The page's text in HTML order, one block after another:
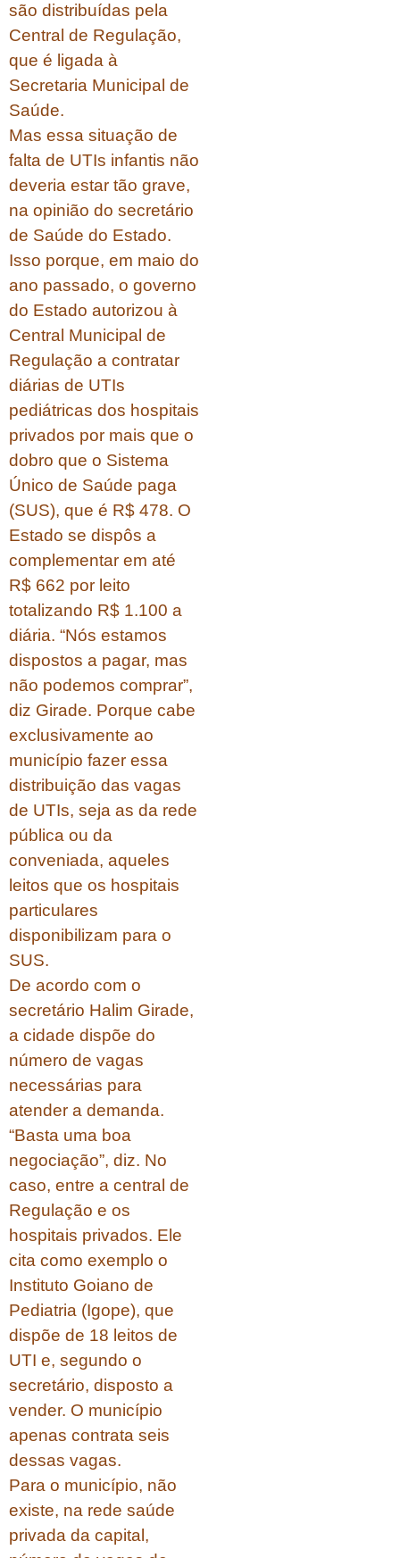
são distribuídas pela
Central de Regulação,
que é ligada à
Secretaria Municipal de
Saúde.
Mas essa situação de
falta de UTIs infantis não
deveria estar tão grave,
na opinião do secretário
de Saúde do Estado.
Isso porque, em maio do
ano passado, o governo
do Estado autorizou à
Central Municipal de
Regulação a contratar
diárias de UTIs
pediátricas dos hospitais
privados por mais que o
dobro que o Sistema
Único de Saúde paga
(SUS), que é R$ 478. O
Estado se dispôs a
complementar em até
R$ 662 por leito
totalizando R$ 1.100 a
diária. “Nós estamos
dispostos a pagar, mas
não podemos comprar”,
diz Girade. Porque cabe
exclusivamente ao
município fazer essa
distribuição das vagas
de UTIs, seja as da rede
pública ou da
conveniada, aqueles
leitos que os hospitais
particulares
disponibilizam para o
SUS.
De acordo com o
secretário Halim Girade,
a cidade dispõe do
número de vagas
necessárias para
atender a demanda.
“Basta uma boa
negociação”, diz. No
caso, entre a central de
Regulação e os
hospitais privados. Ele
cita como exemplo o
Instituto Goiano de
Pediatria (Igope), que
dispõe de 18 leitos de
UTI e, segundo o
secretário, disposto a
vender. O município
apenas contrata seis
dessas vagas.
Para o município, não
existe, na rede saúde
privada da capital,